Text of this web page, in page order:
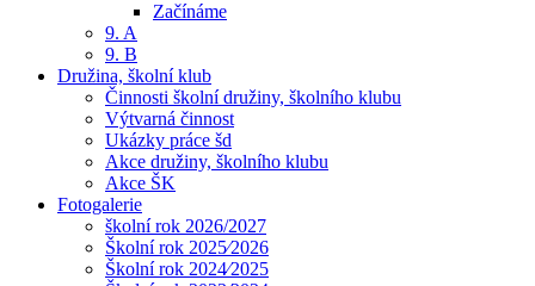
Začínáme
9. A
9. B
Družina, školní klub
Činnosti školní družiny, školního klubu
Výtvarná činnost
Ukázky práce šd
Akce družiny, školního klubu
Akce ŠK
Fotogalerie
školní rok 2026/2027
Školní rok 2025⁄2026
Školní rok 2024⁄2025